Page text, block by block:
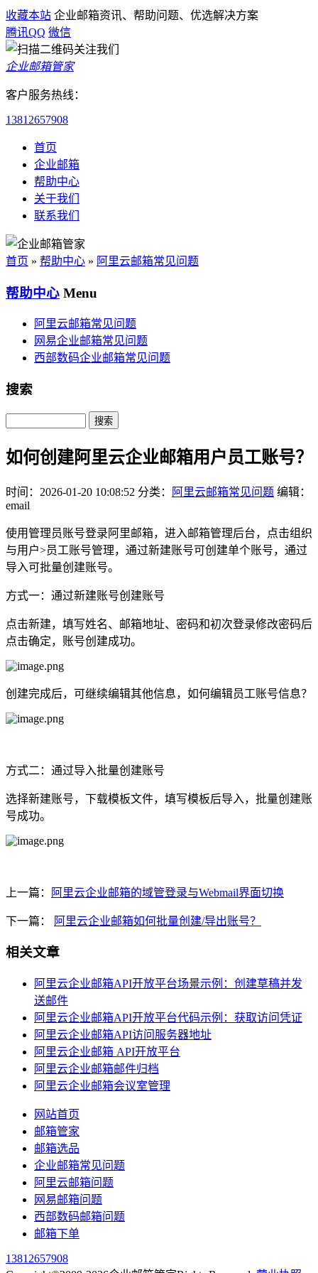
收藏本站 企业邮箱资讯、帮助问题、优选解决方案
腾讯QQ 微信
企业邮箱管家
客户服务热线：
13812657908
首页
企业邮箱
帮助中心
关于我们
联系我们
首页 » 帮助中心 » 阿里云邮箱常见问题
帮助中心 Menu
阿里云邮箱常见问题
网易企业邮箱常见问题
西部数码企业邮箱常见问题
搜索
Search
如何创建阿里云企业邮箱用户员工账号？
时间：2026-01-20 10:08:52 分类： 阿里云邮箱常见问题 编辑：
email
使用管理员账号登录阿里邮箱，进入邮箱管理后台，点击组织
与用户>员工账号管理，通过新建账号可创建单个账号，通过
导入可批量创建账号。
方式一：通过新建账号创建账号
点击新建，填写姓名、邮箱地址、密码和初次登录修改密码后
点击确定，账号创建成功。
创建完成后，可继续编辑其他信息，如何编辑员工账号信息？
方式二：通过导入批量创建账号
选择新建账号，下载模板文件，填写模板后导入，批量创建账
号成功。
上一篇： 阿里云企业邮箱的域管登录与Webmail界面切换
下一篇： 阿里云企业邮箱如何批量创建/导出账号？
相关文章
阿里云企业邮箱API开放平台场景示例：创建草稿并发
送邮件
阿里云企业邮箱API开放平台代码示例：获取访问凭证
阿里云企业邮箱API访问服务器地址
阿里云企业邮箱 API开放平台
阿里云企业邮箱邮件归档
阿里云企业邮箱会议室管理
网站首页
邮箱管家
邮箱选品
企业邮箱常见问题
阿里云邮箱问题
网易邮箱问题
西部数码邮箱问题
邮箱下单
13812657908